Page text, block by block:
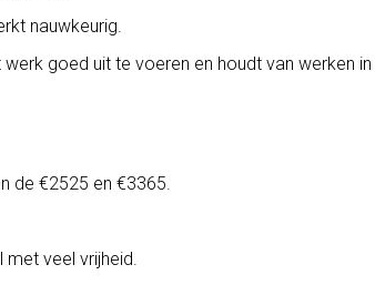
nauwkeurig.
goed uit te voeren en houdt van werken in
de €2525 en €3365.
met veel vrijheid.